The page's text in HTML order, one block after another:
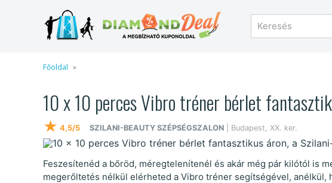
Főoldal
10 x 10 perces Vibro tréner bérlet
★ 4,5/5 SZILANI-BEAUTY SZÉPSÉGSZALON | Budapest, XX. ker.
Feszesítenéd a bőröd, méregtelenítenél és akár még pár kilótól is
megerőltetés nélkül elérheted a Vibro tréner segítségével, anélkül,